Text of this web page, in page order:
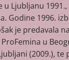
Ljubljanu
Godine 1996.
je predavala
u
(2009.), te